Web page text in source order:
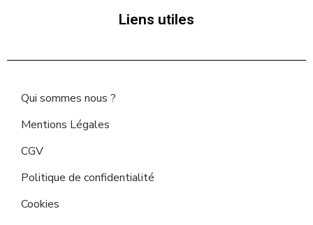
Liens utiles
Qui sommes nous ?
Mentions Légales
CGV
Politique de confidentialité
Cookies